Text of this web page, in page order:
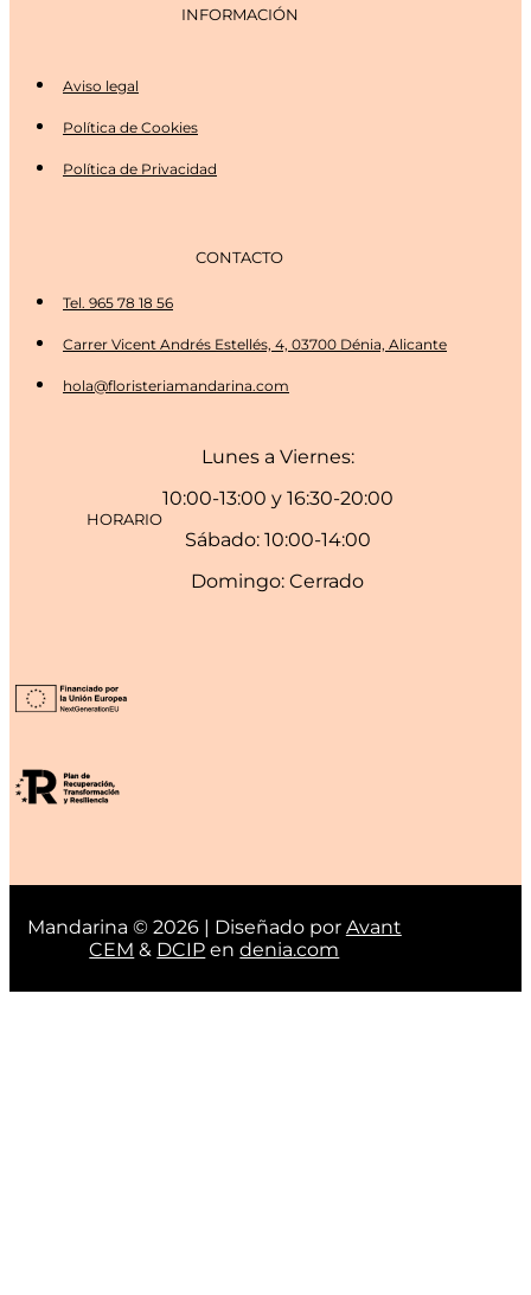
INFORMACIÓN
Aviso legal
Política de Cookies
Política de Privacidad
CONTACTO
Tel. 965 78 18 56
Carrer Vicent Andrés Estellés, 4, 03700 Dénia, Alicante
hola@floristeriamandarina.com
HORARIO
Lunes a Viernes:
10:00-13:00 y 16:30-20:00
Sábado: 10:00-14:00
Domingo: Cerrado
Mandarina © 2026 | Diseñado por Avant
CEM & DCIP endenia.com